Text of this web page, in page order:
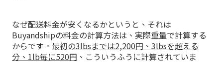
なぜ配送料金が安くなるかというと、それは
Buyandshipの料金の計算方法は、実際重量で計算する
からです。 最初の3lbsまでは2,200円、3lbsを超える
分、1lb毎に520円 、こういうふうに計算されていま